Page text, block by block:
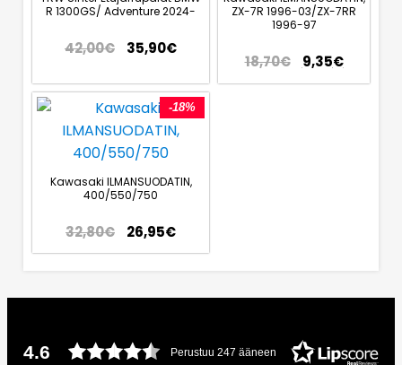
R 1300GS/ Adventure 2024-
42,00€ 35,90€
ZX-7R 1996-03/ZX-7RR
1996-97
18,70€ 9,35€
-18%
Kawasaki ILMANSUODATIN,
400/550/750
32,80€ 26,95€
4.6 Perustuu 247 ääneen